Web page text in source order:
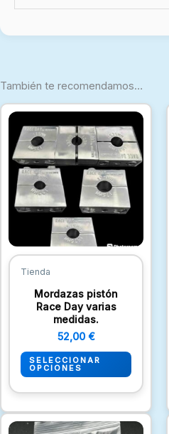
También te recomendamos…
Tienda
Mordazas pistón
Race Day varias
medidas.
52,00 €
SELECCIONAR
OPCIONES
Este
producto
tiene
múltiples
se
pueden
de
producto